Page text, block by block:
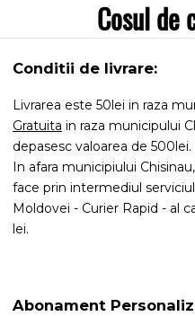
Cosul de
Conditii de livrare:
Livrarea este 50lei in raza
Gratuita in raza municipului
depasesc valoarea de 500lei.
In afara municipiului
face prin intermediul
Moldovei - Curier Rapid - al
lei.
Abonament